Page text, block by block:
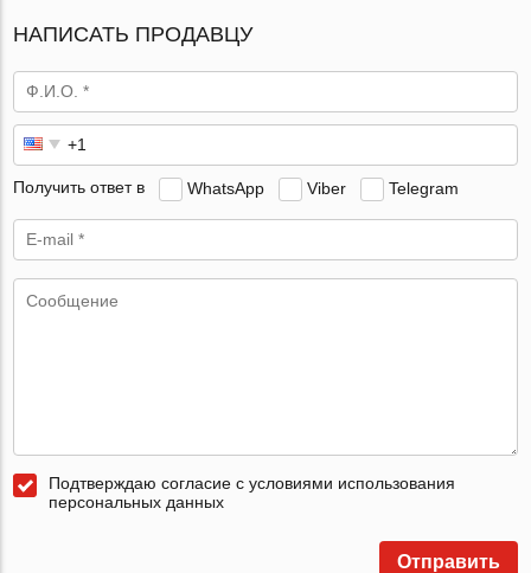
НАПИСАТЬ ПРОДАВЦУ
Получить ответ в WhatsApp Viber Telegram
Подтверждаю согласие с условиями использования
персональных данных
Отправить